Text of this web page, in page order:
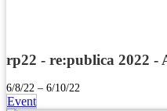
rp22 - re:publica 2022 -
6/8/22 – 6/10/22
Event